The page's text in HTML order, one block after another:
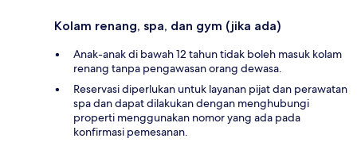
Kolam renang, spa, dan gym (jika ada)
Anak-anak di bawah 12 tahun tidak boleh masuk kolam
renang tanpa pengawasan orang dewasa.
Reservasi diperlukan untuk layanan pijat dan perawatan
spa dan dapat dilakukan dengan menghubungi
properti menggunakan nomor yang ada pada
konfirmasi pemesanan.